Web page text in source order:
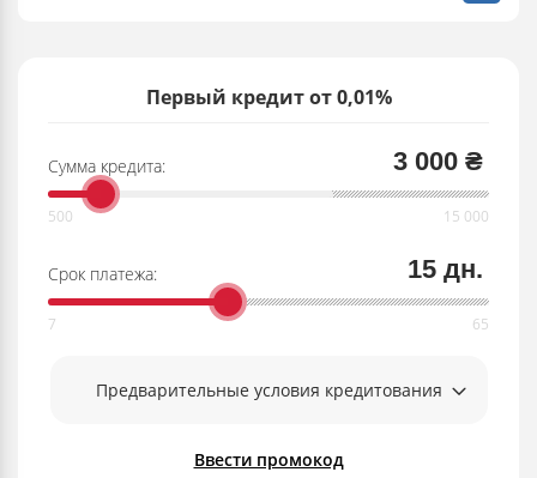
Первый кредит от 0,01%
Сумма кредита: 3 000 ₴
Срок платежа: 15 дн.
Предварительные условия кредитования
Ввести промокод